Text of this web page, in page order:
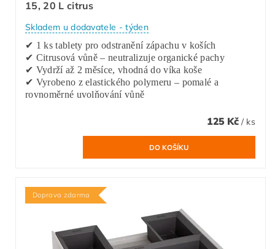
15, 20 L citrus
Skladem u dodavatele - týden
✔ 1 ks tablety pro odstranění zápachu v koších
✔ Citrusová vůně – neutralizuje organické pachy
✔ Vydrží až 2 měsíce, vhodná do víka koše
✔ Vyrobeno z elastického polymeru – pomalé a
rovnoměrné uvolňování vůně
125 Kč / ks
Doprava zdarma